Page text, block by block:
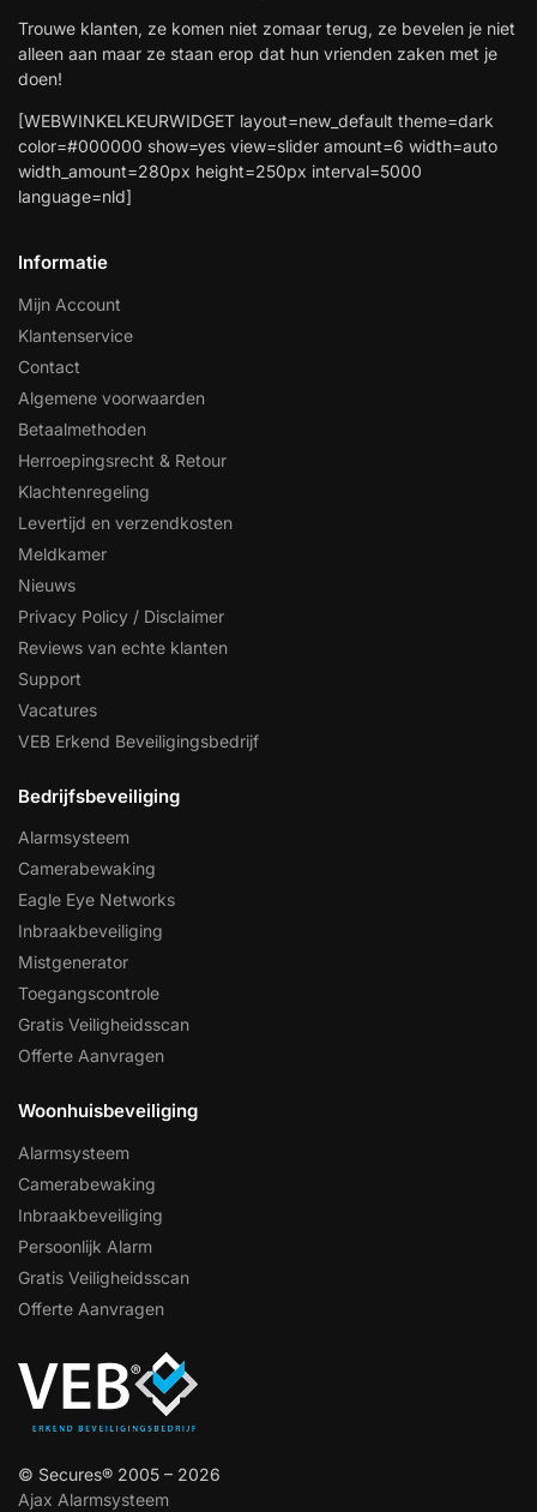
Trouwe klanten, ze komen niet zomaar terug, ze bevelen je niet
alleen aan maar ze staan erop dat hun vrienden zaken met je
doen!
[WEBWINKELKEURWIDGET layout=new_default theme=dark
color=#000000 show=yes view=slider amount=6 width=auto
width_amount=280px height=250px interval=5000
language=nld]
Informatie
Mijn Account
Klantenservice
Contact
Algemene voorwaarden
Betaalmethoden
Herroepingsrecht & Retour
Klachtenregeling
Levertijd en verzendkosten
Meldkamer
Nieuws
Privacy Policy / Disclaimer
Reviews van echte klanten
Support
Vacatures
VEB Erkend Beveiligingsbedrijf
Bedrijfsbeveiliging
Alarmsysteem
Camerabewaking
Eagle Eye Networks
Inbraakbeveiliging
Mistgenerator
Toegangscontrole
Gratis Veiligheidsscan
Offerte Aanvragen
Woonhuisbeveiliging
Alarmsysteem
Camerabewaking
Inbraakbeveiliging
Persoonlijk Alarm
Gratis Veiligheidsscan
Offerte Aanvragen
© Secures® 2005 – 2026
Ajax Alarmsysteem